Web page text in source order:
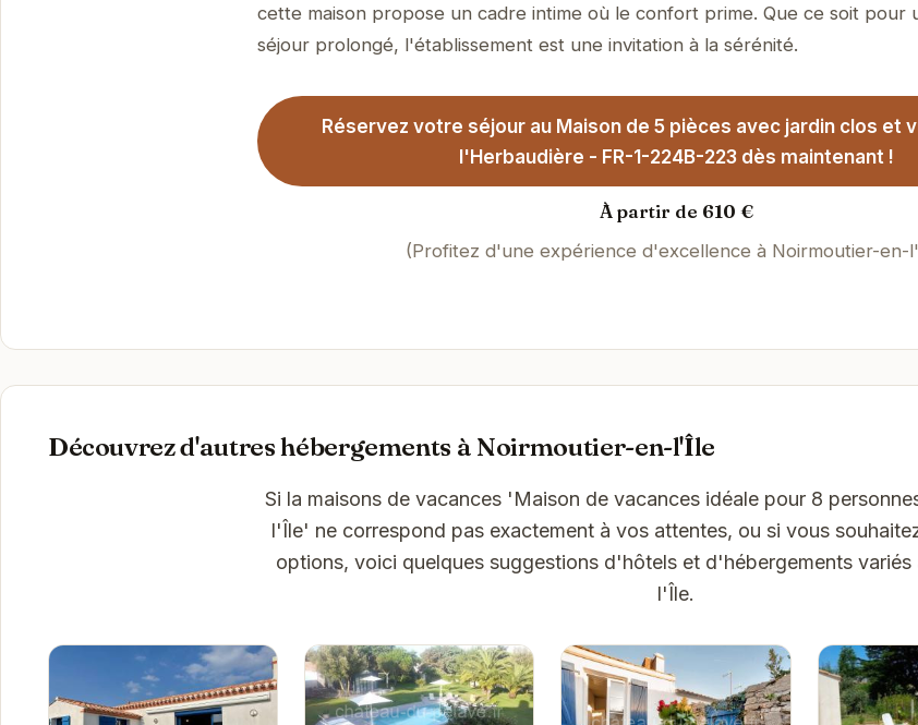
cette maison propose un cadre intime où le confort prime. Que ce soit pour
séjour prolongé, l'établissement est une invitation à la sérénité.
Réservez votre séjour au Maison de 5 pièces avec jardin clos et
l'Herbaudière - FR-1-224B-223 dès maintenant !
À partir de 610 €
(Profitez d'une expérience d'excellence à Noirmoutier-en-
Découvrez d'autres hébergements à Noirmoutier-en-l'Île
Si la maisons de vacances 'Maison de vacances idéale pour 8
l'Île' ne correspond pas exactement à vos attentes, ou si vous
options, voici quelques suggestions d'hôtels et d'hébergements
l'Île.